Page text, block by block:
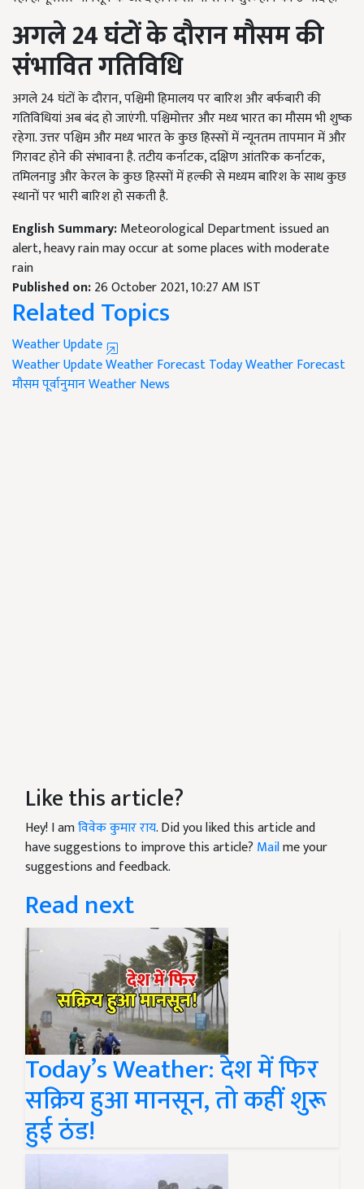
अगले 24 घंटों के दौरान मौसम की
संभावित गतिविधि
अगले 24 घंटों के दौरान, पश्चिमी हिमालय पर बारिश और बर्फबारी की
गतिविधियां अब बंद हो जाएंगी. पश्चिमोत्तर और मध्य भारत का मौसम भी शुष्क
रहेगा. उत्तर पश्चिम और मध्य भारत के कुछ हिस्सों में न्यूनतम तापमान में और
गिरावट होने की संभावना है. तटीय कर्नाटक, दक्षिण आंतरिक कर्नाटक,
तमिलनाडु और केरल के कुछ हिस्सों में हल्की से मध्यम बारिश के साथ कुछ
स्थानों पर भारी बारिश हो सकती है.
English Summary:Meteorological Department issued an
alert, heavy rain may occur at some places with moderate
rain
Published on:26 October 2021, 10:27 AM IST
Related Topics
Weather Update
Weather UpdateWeather Forecast TodayWeather Forecast
मौसम पूर्वानुमानWeather News
Like this article?
Hey! I amविवेक कुमार राय. Did you liked this article and
have suggestions to improve this article? Mailme your
suggestions and feedback.
Read next
Today’s Weather: देश में फिर
सक्रिय हुआ मानसून, तो कहीं शुरू
हुई ठंड!